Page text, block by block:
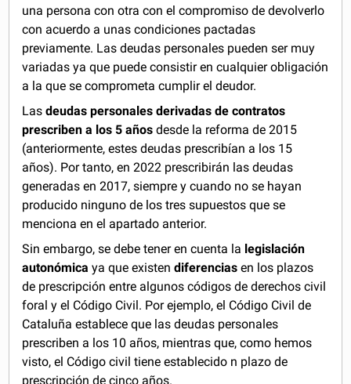
una persona con otra con el compromiso de devolverlo
con acuerdo a unas condiciones pactadas
previamente. Las deudas personales pueden ser muy
variadas ya que puede consistir en cualquier obligación
a la que se comprometa cumplir el deudor.
Lasdeudas personales derivadas de contratos
prescriben a los 5 años desde la reforma de 2015
(anteriormente, estes deudas prescribían a los 15
años). Por tanto, en 2022 prescribirán las deudas
generadas en 2017, siempre y cuando no se hayan
producido ninguno de los tres supuestos que se
menciona en el apartado anterior.
Sin embargo, se debe tener en cuenta la legislación
autonómica ya que existendiferencias en los plazos
de prescripción entre algunos códigos de derechos civil
foral y el Código Civil. Por ejemplo, el Código Civil de
Cataluña establece que las deudas personales
prescriben a los 10 años, mientras que, como hemos
visto, el Código civil tiene establecido n plazo de
prescripción de cinco años.